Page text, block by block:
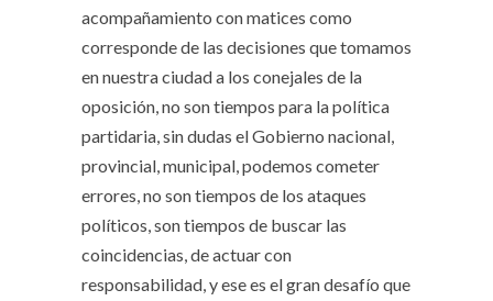
acompañamiento con matices como
corresponde de las decisiones que tomamos
en nuestra ciudad a los conejales de la
oposición, no son tiempos para la política
partidaria, sin dudas el Gobierno nacional,
provincial, municipal, podemos cometer
errores, no son tiempos de los ataques
políticos, son tiempos de buscar las
coincidencias, de actuar con
responsabilidad, y ese es el gran desafío que